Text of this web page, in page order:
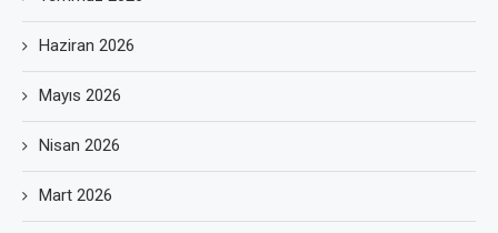
Haziran 2026
Mayıs 2026
Nisan 2026
Mart 2026